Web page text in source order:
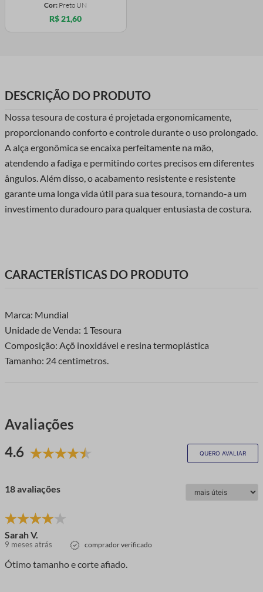
Cor: Preto UN
R$ 21,60
DESCRIÇÃO DO PRODUTO
Nossa tesoura de costura é projetada ergonomicamente,
proporcionando conforto e controle durante o uso prolongado.
A alça ergonômica se encaixa perfeitamente na mão,
atendendo a fadiga e permitindo cortes precisos em diferentes
ângulos. Além disso, o acabamento resistente e resistente
garante uma longa vida útil para sua tesoura, tornando-a um
investimento duradouro para qualquer entusiasta de costura.
CARACTERÍSTICAS DO PRODUTO
Marca: Mundial
Unidade de Venda: 1 Tesoura
Composição: Açõ inoxidável e resina termoplástica
Tamanho: 24 centimetros.
Avaliações
4.6
QUERO AVALIAR
18 avaliações
Sarah V.
9 meses atrás comprador verificado
Ótimo tamanho e corte afiado.